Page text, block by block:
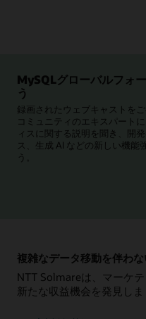
MySQLグローバルフォ
う
録画されたウェブキャストを
コミュニティのエキスパート
ィスに関する説明を聞き、開
ス、生成 AI などの新しい機能
う。
複雑なデータ移動を伴わ
NTT Solmareは、マーケ
新たな収益機会を発見しま